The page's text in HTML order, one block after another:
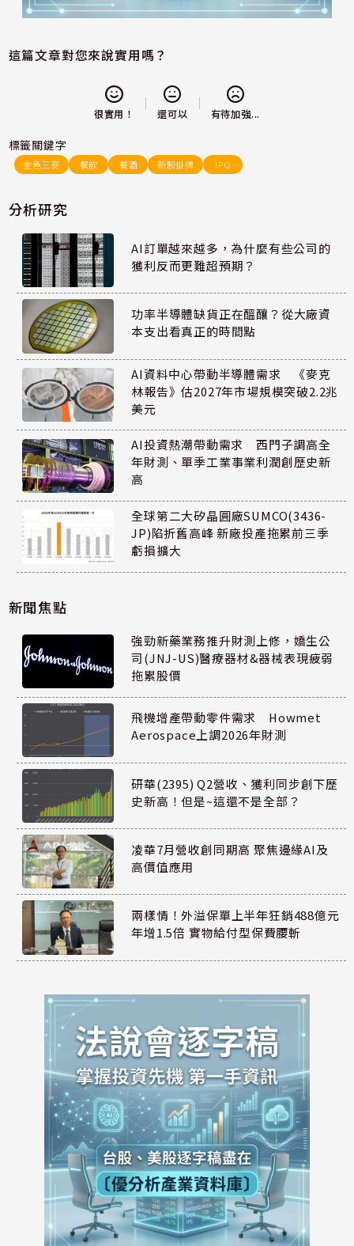
這篇文章對您來說實用嗎？
很實用！ 還可以 有待加強...
標籤關鍵字
金色三麥 餐飲 餐酒 新股掛牌 IPO
分析研究
AI訂單越來越多，為什麼有些公司的
獲利反而更難超預期？
功率半導體缺貨正在醞釀？從大廠資
本支出看真正的時間點
AI資料中心帶動半導體需求 《麥克
林報告》估2027年市場規模突破2.2兆
美元
AI投資熱潮帶動需求 西門子調高全
年財測、單季工業事業利潤創歷史新
高
全球第二大矽晶圓廠SUMCO(3436-
JP)陷折舊高峰 新廠投產拖累前三季
虧損擴大
新聞焦點
強勁新藥業務推升財測上修，嬌生公
司(JNJ-US)醫療器材&器械表現疲弱
拖累股價
飛機增產帶動零件需求 Howmet
Aerospace上調2026年財測
研華(2395) Q2營收、獲利同步創下歷
史新高！但是~這還不是全部？
凌華7月營收創同期高 聚焦邊緣AI及
高價值應用
兩樣情！外溢保單上半年狂銷488億元
年增1.5倍 實物給付型保費腰斬